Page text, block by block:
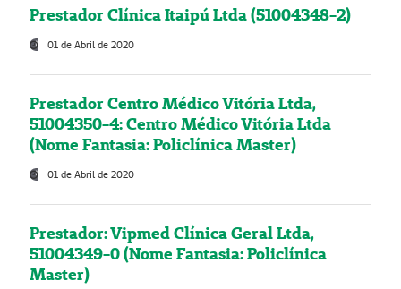
Prestador Clínica Itaipú Ltda (51004348-2)
01 de Abril de 2020
Prestador Centro Médico Vitória Ltda,
51004350-4: Centro Médico Vitória Ltda
(Nome Fantasia: Policlínica Master)
01 de Abril de 2020
Prestador: Vipmed Clínica Geral Ltda,
51004349-0 (Nome Fantasia: Policlínica
Master)